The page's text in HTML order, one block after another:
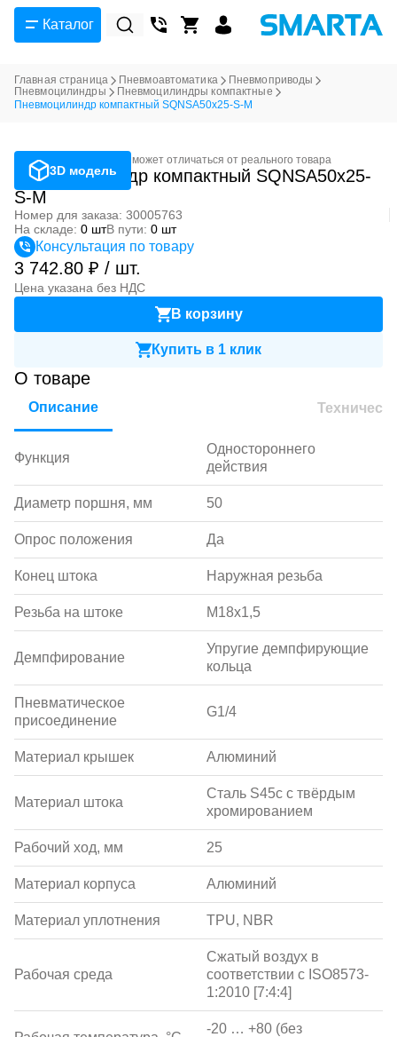
Каталог
Главная страница Пневмоавтоматика
Пневмоприводы
Пневмоцилиндры
Пневмоцилиндры компактные
Пневмоцилиндр компактный SQNSA50x25-S-M
3D модель
Фотография может отличаться от реального товара
Пневмоцилиндр компактный SQNSA50x25-
S-M
Номер для заказа: 30005763
На складе: 0 штВ пути: 0 шт
Консультация по товару
3 742.80 ₽ / шт.
Цена указана без НДС
В корзину
Купить в 1 клик
О товаре
Описание
Функция
Одностороннего
действия
Диаметр поршня, мм 50
Опрос положения Да
Конец штока Наружная резьба
Резьба на штоке M18х1,5
Демпфирование
Упругие демпфирующие
кольца
Пневматическое
присоединение
G1/4
Материал крышек Алюминий
Материал штока
Сталь S45c с твёрдым
хромированием
Рабочий ход, мм 25
Материал корпуса Алюминий
Материал уплотнения TPU, NBR
Рабочая среда
Сжатый воздух в
соответствии с ISO8573-
1:2010 [7:4:4]
-20 … +80 (без